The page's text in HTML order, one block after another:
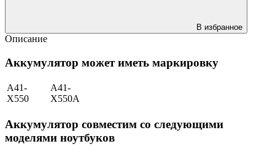
В избранное
Описание
Аккумулятор может иметь маркировку
A41-
X550
A41-
X550A
Аккумулятор совместим со следующими
моделями ноутбуков